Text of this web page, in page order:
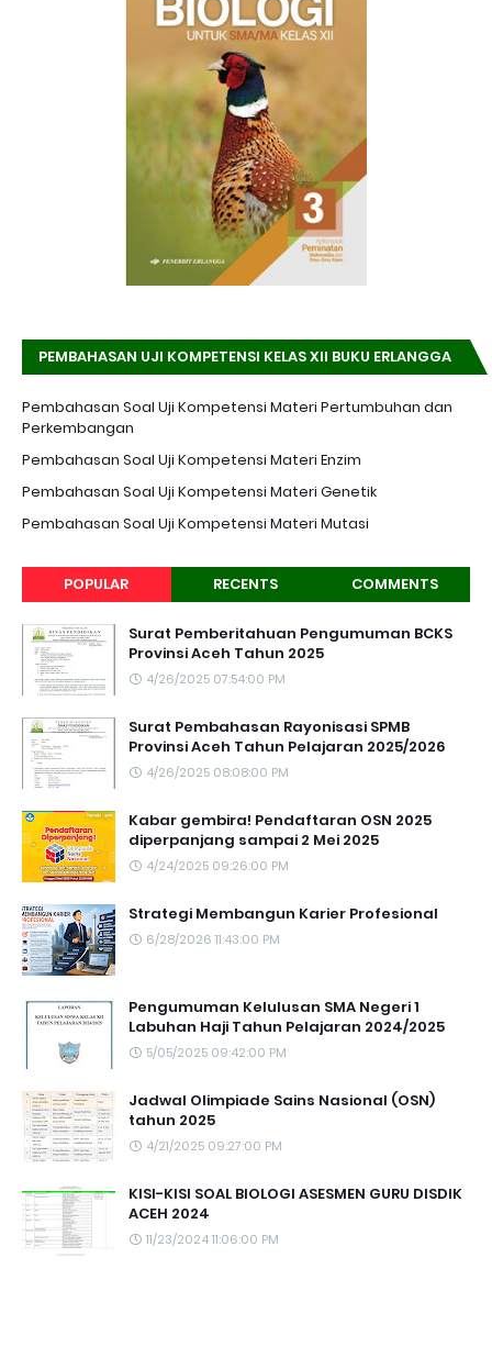
PEMBAHASAN UJI KOMPETENSI KELAS XII BUKU ERLANGGA
Pembahasan Soal Uji Kompetensi Materi Pertumbuhan dan
Perkembangan
Pembahasan Soal Uji Kompetensi Materi Enzim
Pembahasan Soal Uji Kompetensi Materi Genetik
Pembahasan Soal Uji Kompetensi Materi Mutasi
POPULAR RECENTS COMMENTS
Surat Pemberitahuan Pengumuman BCKS
Provinsi Aceh Tahun 2025
4/26/2025 07:54:00 PM
Surat Pembahasan Rayonisasi SPMB
Provinsi Aceh Tahun Pelajaran 2025/2026
4/26/2025 08:08:00 PM
Kabar gembira! Pendaftaran OSN 2025
diperpanjang sampai 2 Mei 2025
4/24/2025 09:26:00 PM
Strategi Membangun Karier Profesional
6/28/2026 11:43:00 PM
Pengumuman Kelulusan SMA Negeri 1
Labuhan Haji Tahun Pelajaran 2024/2025
5/05/2025 09:42:00 PM
Jadwal Olimpiade Sains Nasional (OSN)
tahun 2025
4/21/2025 09:27:00 PM
KISI-KISI SOAL BIOLOGI ASESMEN GURU DISDIK
ACEH 2024
11/23/2024 11:06:00 PM